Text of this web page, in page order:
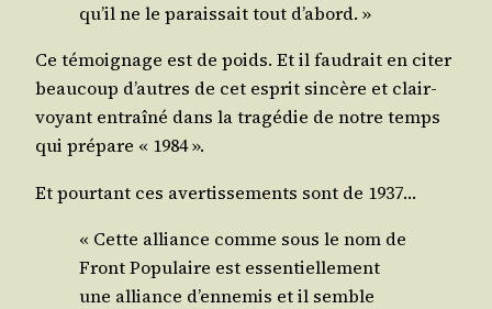
qu’il ne le parais­sait tout d’abord. »
Ce témoi­gnage est de poids. Et il fau­drait en citer
beau­coup d’autres de cet esprit sin­cère et clair­
voyant entraî­né dans la tra­gé­die de notre temps
qui pré­pare « 1984 ».
Et pour­tant ces aver­tis­se­ments sont de 1937…
« Cette alliance comme sous le nom de
Front Popu­laire est essen­tiel­le­ment
une alliance d’ennemis et il semble